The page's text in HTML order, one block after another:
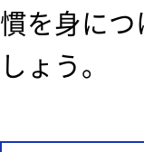
慣を身に
しょう。